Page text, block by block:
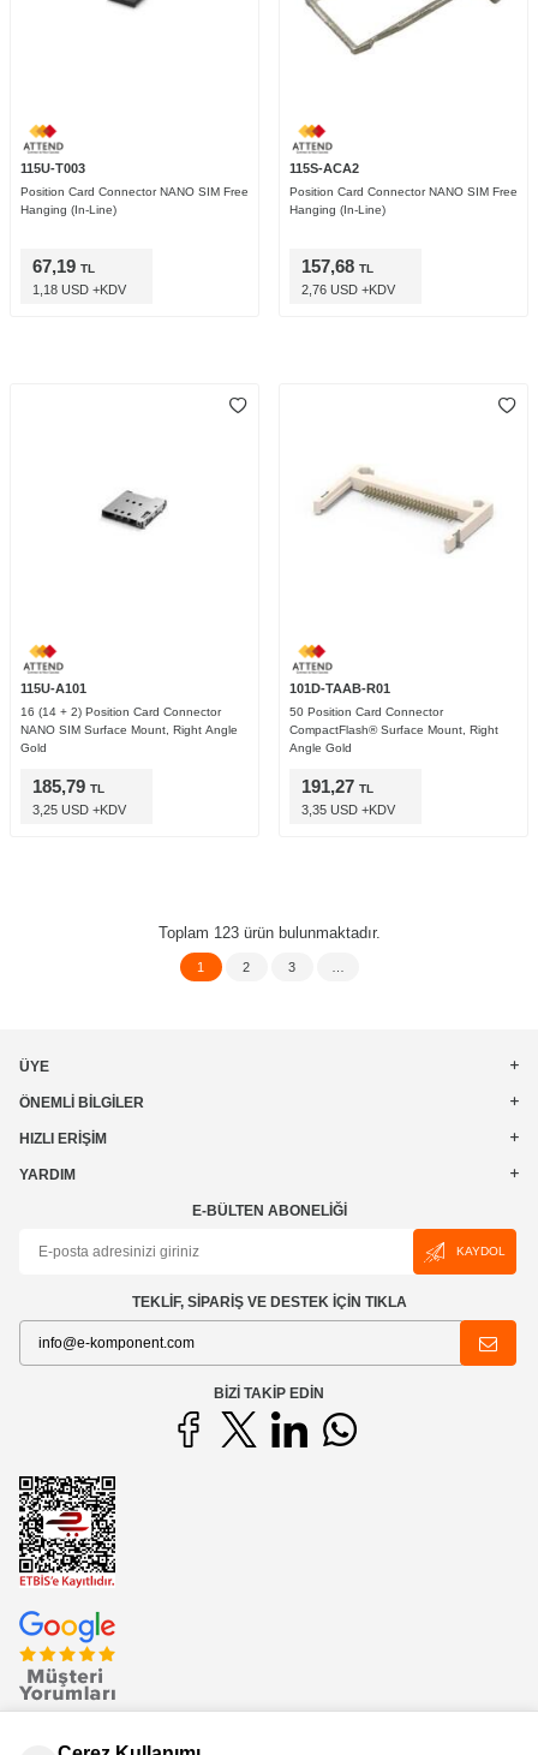
115U-T003
Position Card Connector NANO SIM Free
Hanging (In-Line)
67,19 TL
1,18 USD +KDV
115S-ACA2
Position Card Connector NANO SIM Free
Hanging (In-Line)
157,68 TL
2,76 USD +KDV
115U-A101
16 (14 + 2) Position Card Connector
NANO SIM Surface Mount, Right Angle
Gold
185,79 TL
3,25 USD +KDV
101D-TAAB-R01
50 Position Card Connector
CompactFlash® Surface Mount, Right
Angle Gold
191,27 TL
3,35 USD +KDV
Toplam 123ürün bulunmaktadır.
1 2 3
ÜYE
ÖNEMLI BILGILER
HIZLI ERIŞIM
YARDIM
E-BÜLTEN ABONELIĞI
KAYDOL
TEKLİF, SİPARİŞ VE DESTEK İÇİN TIKLA
BIZI TAKIP EDIN